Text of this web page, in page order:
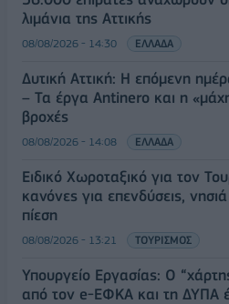
λιμάνια της Αττικής
08/08/2026 - 14:30 ΕΛΛΑΔΑ
Δυτική Αττική: Η επόμενη
– Τα έργα Antinero και η
βροχές
08/08/2026 - 14:08 ΕΛΛΑΔΑ
Ειδικό Χωροταξικό για τον
κανόνες για επενδύσεις,
πίεση
08/08/2026 - 13:21 ΤΟΥΡΙΣΜΟΣ
Υπουργείο Εργασίας: Ο
από τον e-ΕΦΚΑ και τη ΔΥΠΑ